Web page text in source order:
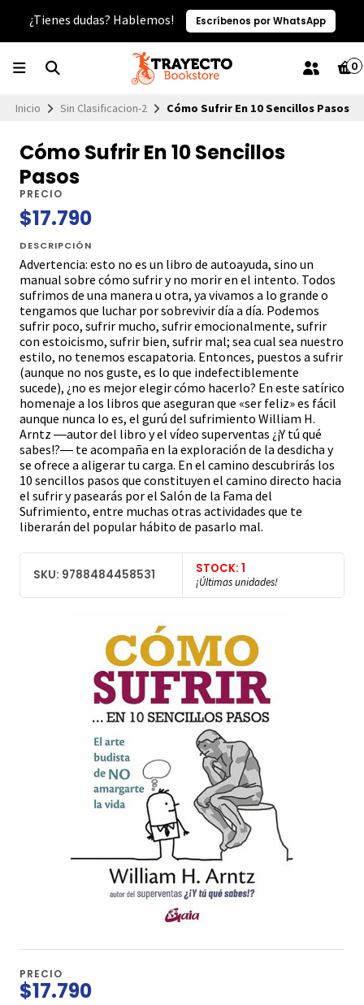
¿Tienes dudas? Hablemos! Escríbenos por WhatsApp
0
Inicio Sin Clasificacion-2 Cómo Sufrir En 10 Sencillos Pasos
Cómo Sufrir En 10 Sencillos
Pasos
PRECIO
$17.790
DESCRIPCIÓN
Advertencia: esto no es un libro de autoayuda, sino un
manual sobre cómo sufrir y no morir en el intento. Todos
sufrimos de una manera u otra, ya vivamos a lo grande o
tengamos que luchar por sobrevivir día a día. Podemos
sufrir poco, sufrir mucho, sufrir emocionalmente, sufrir
con estoicismo, sufrir bien, sufrir mal; sea cual sea nuestro
estilo, no tenemos escapatoria. Entonces, puestos a sufrir
(aunque no nos guste, es lo que indefectiblemente
sucede), ¿no es mejor elegir cómo hacerlo? En este satírico
homenaje a los libros que aseguran que «ser feliz» es fácil
aunque nunca lo es, el gurú del sufrimiento William H.
Arntz ―autor del libro y el vídeo superventas ¿¡Y tú qué
sabes!?― te acompaña en la exploración de la desdicha y
se ofrece a aligerar tu carga. En el camino descubrirás los
10 sencillos pasos que constituyen el camino directo hacia
el sufrir y pasearás por el Salón de la Fama del
Sufrimiento, entre muchas otras actividades que te
liberarán del popular hábito de pasarlo mal.
SKU: 9788484458531 STOCK: 1
¡Últimas unidades!
PRECIO
$17.790